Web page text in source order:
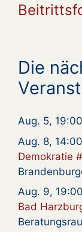
Die
Aug. 5, 19:00
Aug. 8, 14:00
Demokratie
Aug. 9, 19:00
Bad